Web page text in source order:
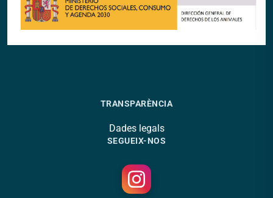
TRANSPARÈNCIA
Dades legals
SEGUEIX-NOS